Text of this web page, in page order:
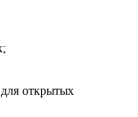
открытых